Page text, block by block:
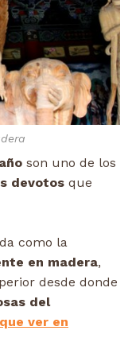
son uno de los
devotos que
como la
en madera,
desde donde
del
que ver en